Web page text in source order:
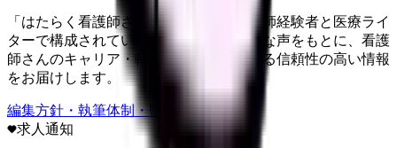
「はたらく看護師さん」編集部は、看護師経験者と医療ライ
ターで構成されています。現場のリアルな声をもとに、看護
師さんのキャリア・転職・働き方に関する信頼性の高い情報
をお届けします。
編集方針・執筆体制・監修体制を見る
求人通知